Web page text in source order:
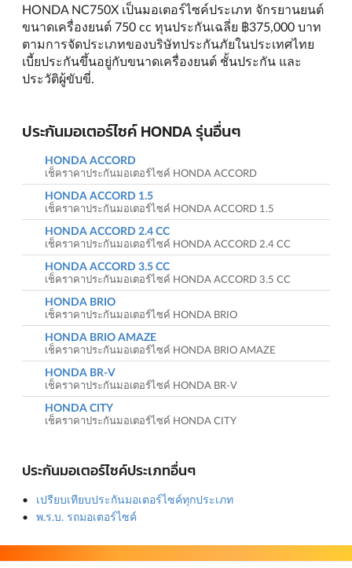
HONDA NC750X เป็นมอเตอร์ไซค์ประเภท จักรยานยนต์
ขนาดเครื่องยนต์ 750 cc ทุนประกันเฉลี่ย ฿375,000 บาท
ตามการจัดประเภทของบริษัทประกันภัยในประเทศไทย
เบี้ยประกันขึ้นอยู่กับขนาดเครื่องยนต์ ชั้นประกัน และ
ประวัติผู้ขับขี่.
ประกันมอเตอร์ไซค์ HONDA รุ่นอื่นๆ
HONDA ACCORD
เช็คราคาประกันมอเตอร์ไซค์ HONDA ACCORD
HONDA ACCORD 1.5
เช็คราคาประกันมอเตอร์ไซค์ HONDA ACCORD 1.5
HONDA ACCORD 2.4 CC
เช็คราคาประกันมอเตอร์ไซค์ HONDA ACCORD 2.4 CC
HONDA ACCORD 3.5 CC
เช็คราคาประกันมอเตอร์ไซค์ HONDA ACCORD 3.5 CC
HONDA BRIO
เช็คราคาประกันมอเตอร์ไซค์ HONDA BRIO
HONDA BRIO AMAZE
เช็คราคาประกันมอเตอร์ไซค์ HONDA BRIO AMAZE
HONDA BR-V
เช็คราคาประกันมอเตอร์ไซค์ HONDA BR-V
HONDA CITY
เช็คราคาประกันมอเตอร์ไซค์ HONDA CITY
ประกันมอเตอร์ไซค์ประเภทอื่นๆ
เปรียบเทียบประกันมอเตอร์ไซค์ทุกประเภท
พ.ร.บ. รถมอเตอร์ไซค์